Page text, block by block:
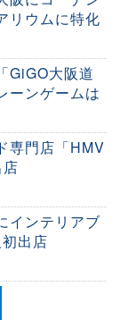
ウムに特化
GiGO大阪道
ンゲームは
専門店「HMV
インテリアブ
出店